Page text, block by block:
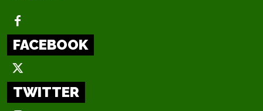
FACEBOOK
TWITTER